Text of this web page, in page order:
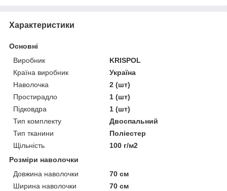
Характеристики
Основні
Виробник
KRISPOL
Країна виробник
Україна
Наволочка
2 (шт)
Простирадло
1 (шт)
Підковдра
1 (шт)
Тип комплекту
Двоспальний
Тип тканини
Поліестер
Щільність
100 г/м2
Розміри наволочки
Довжина наволочки
70 см
Ширина наволочки
70 см